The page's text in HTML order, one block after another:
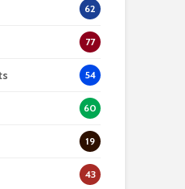
62
77
54
60
19
43